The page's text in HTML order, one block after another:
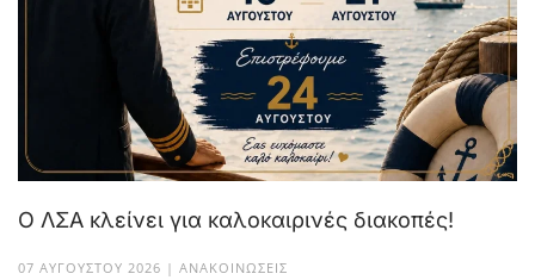
Ο ΛΣΑ κλείνει για καλοκαιρινές διακοπές!
07 ΑΥΓΟΎΣΤΟΥ 2026 | ΑΝΑΚΟΙΝΏΣΕΙΣ